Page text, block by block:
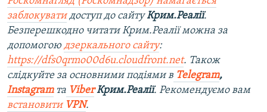
заблокуватидоступ до сайтуКрим.Реалії.
Безперешкодно читати Крим.Реалії можна за
допомогою дзеркального сайту:
https://dfs0qrmo00d6u.cloudfront.net. Також
слідкуйте за основними подіями в Telegram,
Instagramта ViberКрим.Реалії. Рекомендуємо вам
встановити VPN.